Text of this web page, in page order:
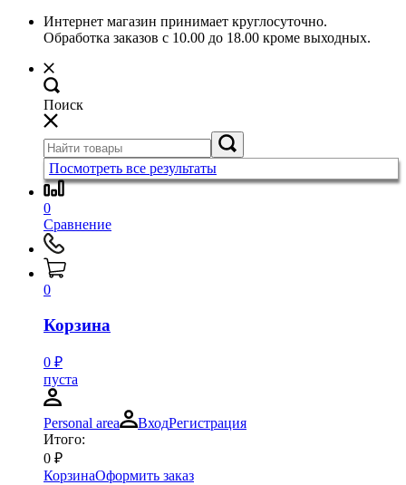
Интернет магазин принимает круглосуточно.
Обработка заказов с 10.00 до 18.00 кроме выходных.
Поиск
Посмотреть все результаты
0
Сравнение
0
Корзина
0 ₽
пуста
Personal area ВходРегистрация
Итого:
0 ₽
КорзинаОформить заказ